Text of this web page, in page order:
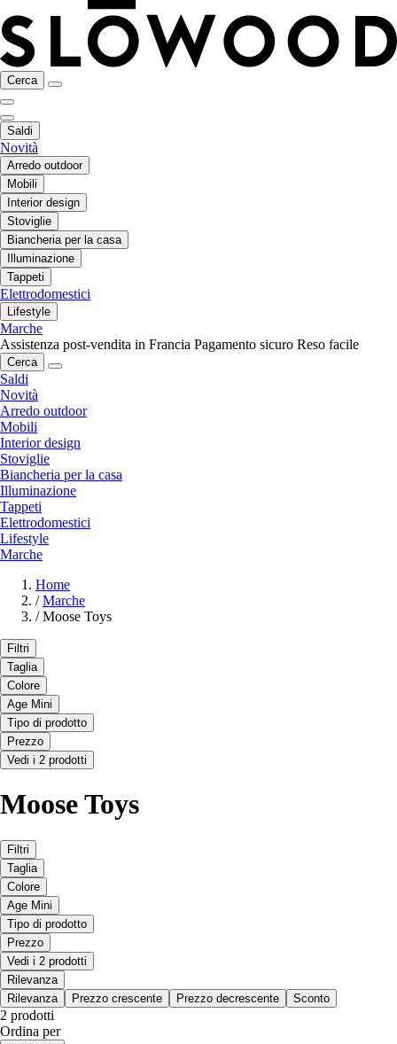
Cerca
Saldi
Novità
Arredo outdoor
Mobili
Interior design
Stoviglie
Biancheria per la casa
Illuminazione
Tappeti
Elettrodomestici
Lifestyle
Marche
Assistenza post-vendita in Francia Pagamento sicuro Reso facile
Cerca
Saldi
Novità
Arredo outdoor
Mobili
Interior design
Stoviglie
Biancheria per la casa
Illuminazione
Tappeti
Elettrodomestici
Lifestyle
Marche
Home
/ Marche
/ Moose Toys
Filtri
Taglia
Colore
Age Mini
Tipo di prodotto
Prezzo
Vedi i 2 prodotti
Moose Toys
Filtri
Taglia
Colore
Age Mini
Tipo di prodotto
Prezzo
Vedi i 2 prodotti
Rilevanza
Rilevanza
Prezzo crescente Prezzo decrescente Sconto
2 prodotti
Ordina per